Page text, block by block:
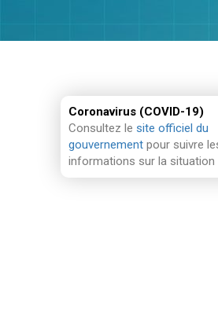
Coronavirus (COVID-19)
Consultez le site officiel du
gouvernementpour suivre
informations sur la situation